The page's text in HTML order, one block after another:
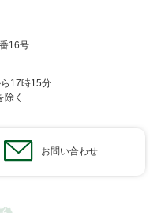
16号
17時15分
く
お問い合わせ